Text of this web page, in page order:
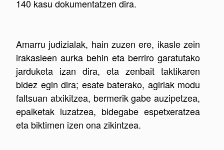
140 kasu dokumentatzen dira.
Amarru judizialak, hain zuzen ere, ikasle zein
irakasleen aurka behin eta berriro garatutako
jarduketa izan dira, eta zenbait taktikaren
bidez egin dira; esate baterako, agiriak modu
faltsuan atxikitzea, bermerik gabe auzipetzea,
epaiketak luzatzea, bidegabe espetxeratzea
eta biktimen izen ona zikintzea.